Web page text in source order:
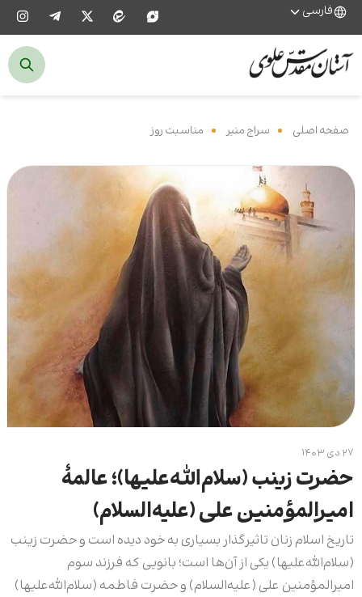
فارسی
صفحه اصلی سراج منیر مناسبت روز
۲۷ دی ۱۴۰۳
حضرت زینب (سلام‌الله‌علیها)؛ عالمۀ
امیرالمؤمنین علی (علیه‌السلام)
تاریخ اسلام زنان تاثیرگذار بسیاری به خود دیده است و حضرت زینب
(سلام‌الله‌علیها) یکی از آن‌ها است؛ بانویی که فرزند سوم
امیرالمؤمنین علی (علیه‌السلام) و حضرت فاطمه (سلام‌الله‌علیها)